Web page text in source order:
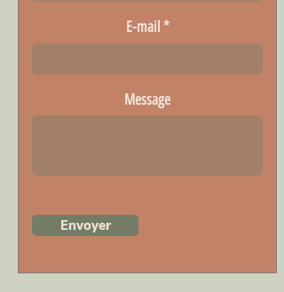
E-mail
Message
Envoyer